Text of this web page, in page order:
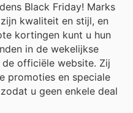
Black Friday! Marks
kwaliteit en stijl, en
kortingen kunt u hun
in de wekelijkse
officiële website. Zij
promoties en speciale
u geen enkele deal